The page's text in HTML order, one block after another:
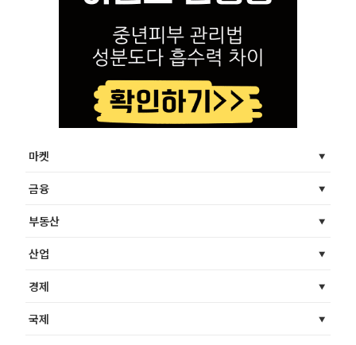
마켓
금융
부동산
산업
경제
국제